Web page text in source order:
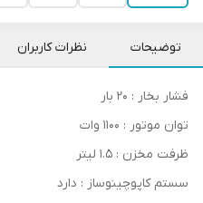
توضیحات نظرات کاربران
فشار بخار : ۲۰ بار
توان موتور : ۱۱۰۰ وات
ظرفت مخزن : ۱.۵ لیتر
سستم کاپوچینوساز : دارد